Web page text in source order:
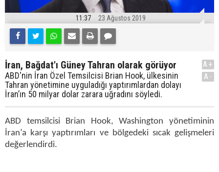
11:37 23 Ağustos 2019
İran, Bağdat'ı Güney Tahran olarak görüyor
ABD'nin İran Özel Temsilcisi Brian Hook, ülkesinin
Tahran yönetimine uyguladığı yaptırımlardan dolayı
İran’ın 50 milyar dolar zarara uğradını söyledi.
A+
A-
ABD temsilcisi Brian Hook, Washington yönetiminin
İran’a karşı yaptırımları ve bölgedeki sıcak gelişmeleri
değerlendirdi.